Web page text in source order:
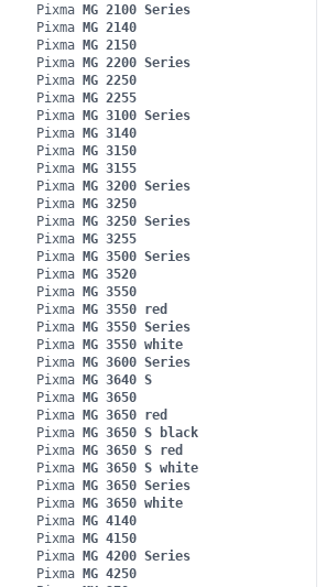
Pixma MG 2100 Series
Pixma MG 2140
Pixma MG 2150
Pixma MG 2200 Series
Pixma MG 2250
Pixma MG 2255
Pixma MG 3100 Series
Pixma MG 3140
Pixma MG 3150
Pixma MG 3155
Pixma MG 3200 Series
Pixma MG 3250
Pixma MG 3250 Series
Pixma MG 3255
Pixma MG 3500 Series
Pixma MG 3520
Pixma MG 3550
Pixma MG 3550 red
Pixma MG 3550 Series
Pixma MG 3550 white
Pixma MG 3600 Series
Pixma MG 3640 S
Pixma MG 3650
Pixma MG 3650 red
Pixma MG 3650 S black
Pixma MG 3650 S red
Pixma MG 3650 S white
Pixma MG 3650 Series
Pixma MG 3650 white
Pixma MG 4140
Pixma MG 4150
Pixma MG 4200 Series
Pixma MG 4250